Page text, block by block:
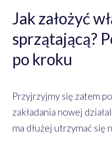
Jak założyć
sprzątającą?
po kroku
Przyjrzyjmy się zatem
zakładania nowej
ma dłużej utrzymać się